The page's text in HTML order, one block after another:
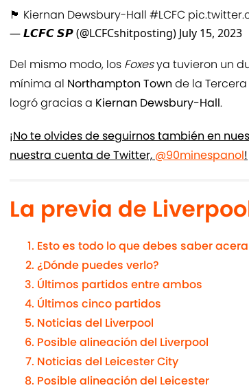
🏴󠁧󠁢󠁥󠁮󠁧󠁿 Kiernan Dewsbury-Hall #LCFC
— 𝙇𝘾𝙁𝘾 𝙎𝙋 (@LCFCshitposting) July 15, 2023
Del mismo modo, los Foxesya tuvieron un
mínima al Northampton Town de la
logró gracias a Kiernan Dewsbury-Hall.
¡No te olvides de seguirnos también en
nuestra cuenta de Twitter, @90minespanol!
La previa de
Esto es todo lo que debes saber
¿Dónde puedes verlo?
Últimos partidos entre ambos
Últimos cinco partidos
Noticias del Liverpool
Posible alineación del Liverpool
Noticias del Leicester City
Posible alineación del Leicester